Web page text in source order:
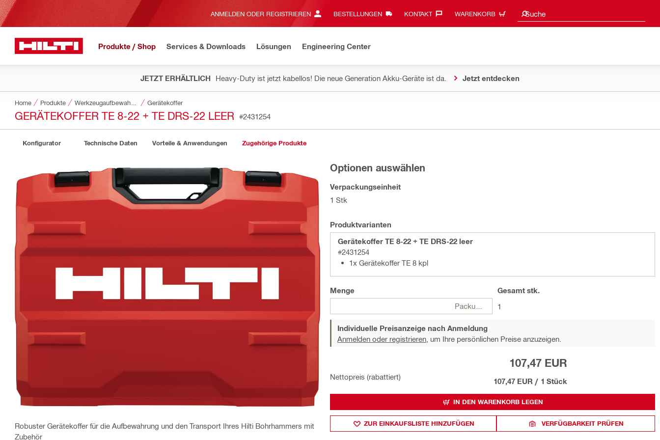
ANMELDEN ODER REGISTRIEREN BESTELLUNGEN KONTAKT‎ WARENKORB Suche
Suchvorschläge
Produkte / Shop Services & Downloads Lösungen Engineering Center
JETZT ERHÄLTLICH Heavy-Duty ist jetzt kabellos! Die neue Generation Akku-Geräte ist da. Jetzt entdecken
Home Produkte Gerätekoffer
GERÄTEKOFFER TE 8-22 + TE DRS-22 LEER #2431254
Konfigurator Technische Daten Vorteile & Anwendungen Zugehörige Produkte
Robuster Gerätekoffer für die Aufbewahrung und den Transport Ihres Hilti Bohrhammers mit
Zubehör
Optionen auswählen
Verpackungseinheit
1 Stk
Produktvarianten
Gerätekoffer TE 8-22 + TE DRS-22 leer
#2431254
1x Gerätekoffer TE 8 kpl
Menge
Gesamt stk.
1
Individuelle Preisanzeige nach Anmeldung
Anmelden oder registrieren, um Ihre persönlichen Preise anzuzeigen.
Nettopreis (rabattiert)
107,47 EUR
107,47 EUR / 1 Stück
IN DEN WARENKORB LEGEN
ZUR EINKAUFSLISTE HINZUFÜGEN VERFÜGBARKEIT PRÜFEN